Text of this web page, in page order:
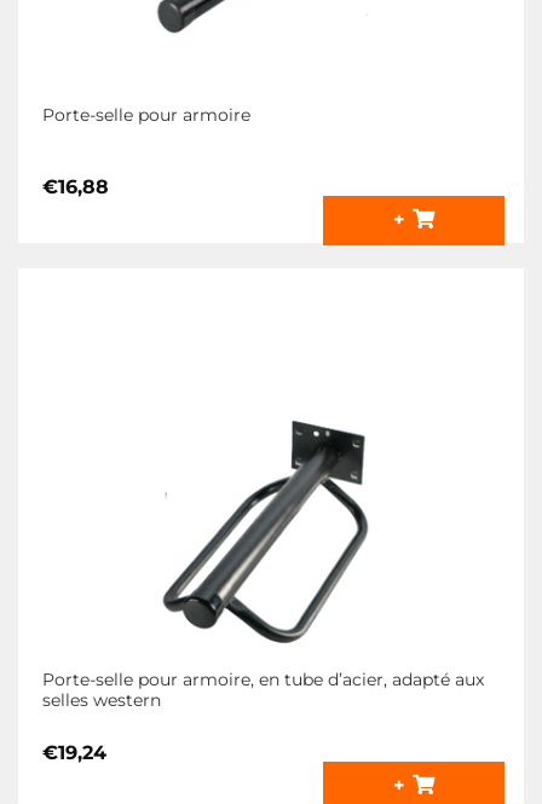
Porte-selle pour armoire
€16,88
+
Porte-selle pour armoire, en tube d’acier, adapté aux
selles western
€19,24
+